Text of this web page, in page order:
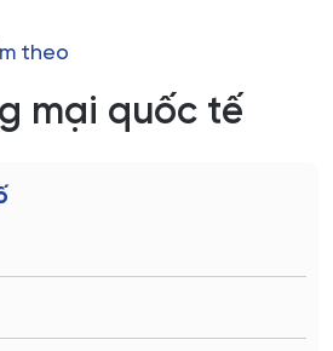
theo
mại quốc tế